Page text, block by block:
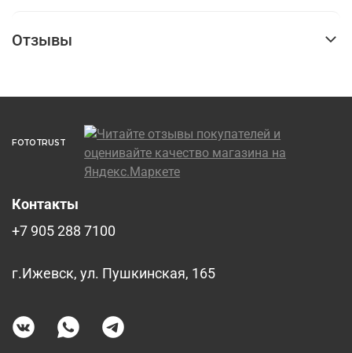
Отзывы
FOTOTRUST
Контакты
+7 905 288 7100
г.Ижевск, ул. Пушкинская, 165